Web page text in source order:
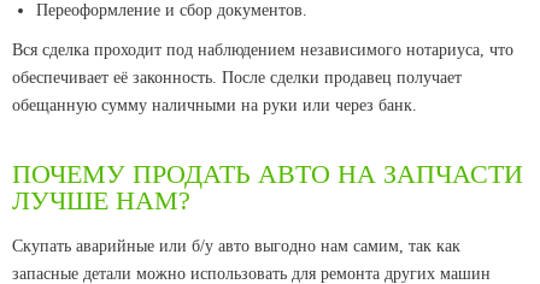
Переоформление и сбор документов.
Вся сделка проходит под наблюдением независимого нотариуса, что
обеспечивает её законность. После сделки продавец получает
обещанную сумму наличными на руки или через банк.
ПОЧЕМУ ПРОДАТЬ АВТО НА ЗАПЧАСТИ
ЛУЧШЕ НАМ?
Скупать аварийные или б/у авто выгодно нам самим, так как
запасные детали можно использовать для ремонта других машин